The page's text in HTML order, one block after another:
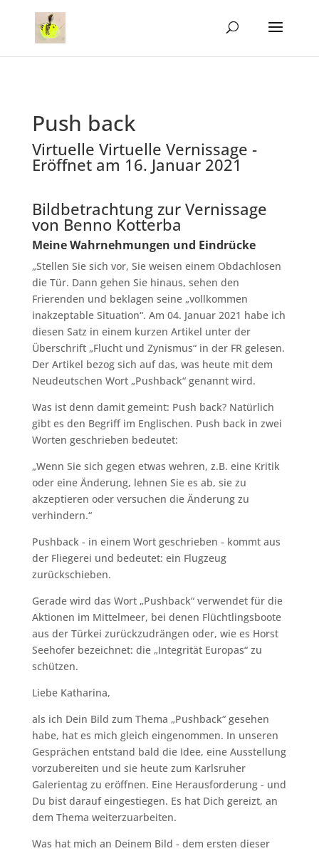
Push back
Virtuelle Virtuelle Vernissage -
Eröffnet am 16. Januar 2021
Bildbetrachtung zur Vernissage
von Benno Kotterba
Meine Wahrnehmungen und Eindrücke
„Stellen Sie sich vor, Sie weisen einem Obdachlosen
die Tür. Dann gehen Sie hinaus, sehen den
Frierenden und beklagen seine „vollkommen
inakzeptable Situation“. Am 04. Januar 2021 habe ich
diesen Satz in einem kurzen Artikel unter der
Überschrift „Flucht und Zynismus“ in der FR gelesen.
Der Artikel bezog sich auf das, was heute mit dem
Neudeutschen Wort „Pushback“ genannt wird.
Was ist denn damit gemeint: Push back? Natürlich
gibt es den Begriff im Englischen. Push back in zwei
Worten geschrieben bedeutet:
„Wenn Sie sich gegen etwas wehren, z.B. eine Kritik
oder eine Änderung, lehnen Sie es ab, sie zu
akzeptieren oder versuchen die Änderung zu
verhindern.“
Pushback - in einem Wort geschrieben - kommt aus
der Fliegerei und bedeutet: ein Flugzeug
zurückschieben.
Gerade wird das Wort „Pushback“ verwendet für die
Aktionen im Mittelmeer, bei denen Flüchtlingsboote
aus der Türkei zurückzudrängen oder, wie es Horst
Seehofer bezeichnet: die „Integrität Europas“ zu
schützen.
Liebe Katharina,
als ich Dein Bild zum Thema „Pushback“ gesehen
habe, hat es mich gleich eingenommen. In unseren
Gesprächen entstand bald die Idee, eine Ausstellung
vorzubereiten und sie heute zum Karlsruher
Galerientag zu eröffnen. Eine Herausforderung - und
Du bist darauf eingestiegen. Es hat Dich gereizt, an
dem Thema weiterzuarbeiten.
Was hat mich an Deinem Bild - dem ersten dieser